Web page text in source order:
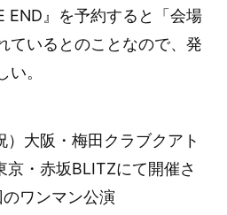
END』を予約すると「会場
ているとのことなので、発
。
大阪・梅田クラブクアト
京・赤坂BLITZにて開催さ
ワンマン公演